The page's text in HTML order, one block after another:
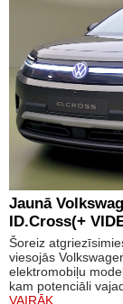
Jaunā
ID.Cross(+
Šoreiz
viesojās
elektromobiļu
kam potenciāli
VAIRĀK